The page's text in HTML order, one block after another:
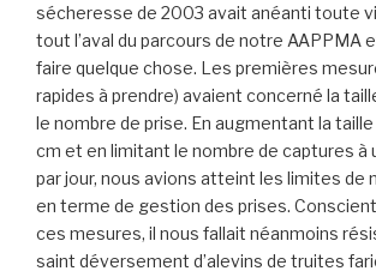
sécheresse de 2003 avait anéanti toute
tout l’aval du parcours de notre AAPPMA
faire quelque chose. Les premières
rapides à prendre) avaient concerné la
le nombre de prise. En augmentant la
cm et en limitant le nombre de captures à
par jour, nous avions atteint les limites de
en terme de gestion des prises.
ces mesures, il nous fallait néanmoins
saint déversement d’alevins de truites